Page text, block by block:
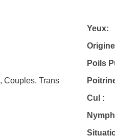
Couples, Trans
Yeux:
Poils
Cul :